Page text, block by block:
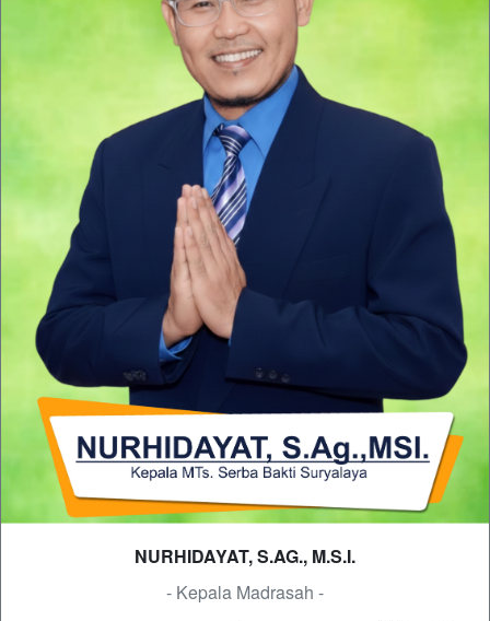
NURHIDAYAT, S.AG., M.S.I.
- Kepala Madrasah -